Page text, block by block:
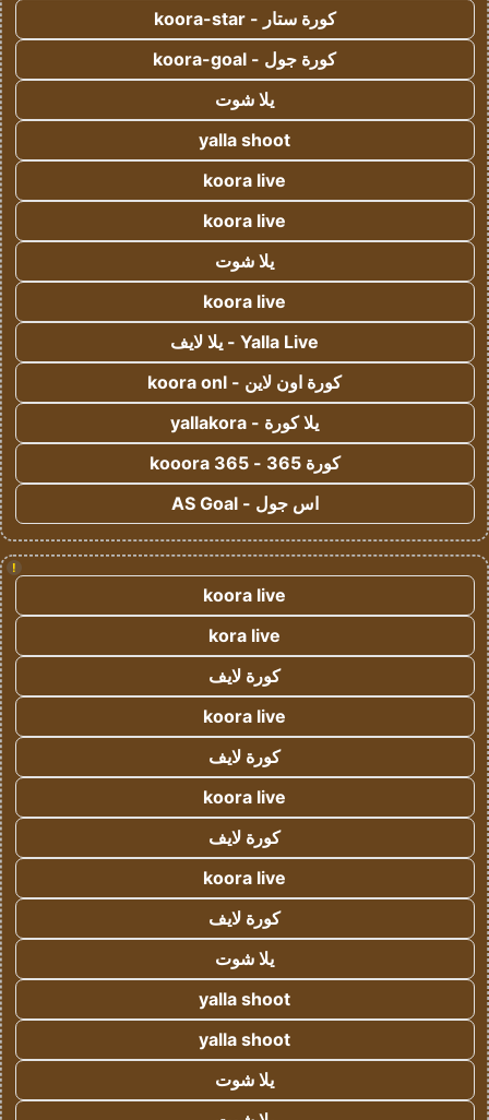
كورة ستار - koora-star
كورة جول - koora-goal
يلا شوت
yalla shoot
koora live
koora live
يلا شوت
koora live
Yalla Live - يلا لايف
كورة اون لاين - koora onl
يلا كورة - yallakora
كورة 365 - kooora 365
اس جول - AS Goal
!
koora live
kora live
كورة لايف
koora live
كورة لايف
koora live
كورة لايف
koora live
كورة لايف
يلا شوت
yalla shoot
yalla shoot
يلا شوت